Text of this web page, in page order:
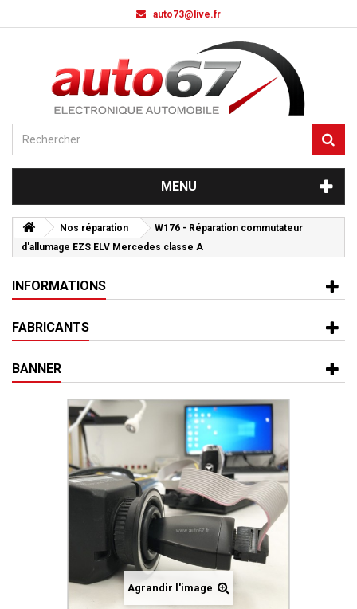
auto73@live.fr
MENU
Nos réparation
W176 - Réparation commutateur
d'allumage EZS ELV Mercedes classe A
INFORMATIONS
FABRICANTS
BANNER
Agrandir l'image